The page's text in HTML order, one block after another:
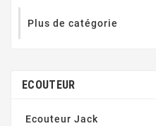
Plus de catégorie
ECOUTEUR
Ecouteur Jack